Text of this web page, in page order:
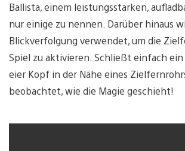
Ballista, einem leistungsstarken,
nur einige zu nennen. Darüber hinaus
Blickverfolgung verwendet, um die
Spiel zu aktivieren. Schließt einfach ein
eier Kopf in der Nähe eines
beobachtet, wie die Magie geschieht!